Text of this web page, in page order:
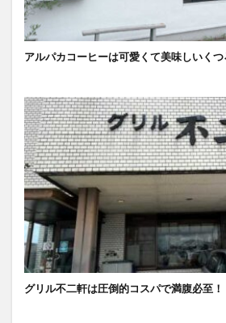
アルパカコーヒーは可愛くて美味しいく
グリル不二軒は圧倒的コスパで満腹必至！